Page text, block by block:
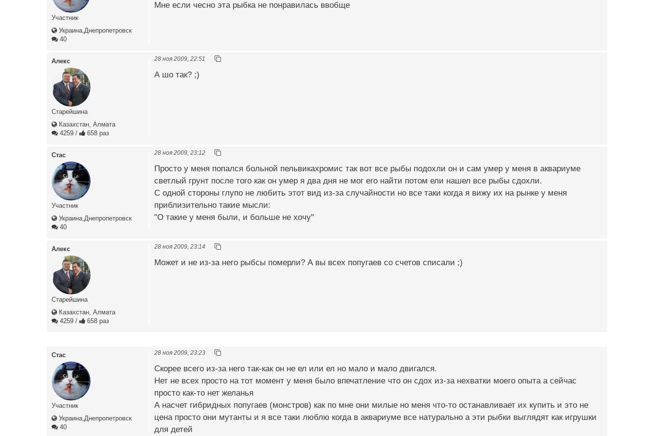
Участник
Украина,Днепропетровск
40
Мне если чесно эта рыбка не понравилась ввобще
Алекс
Старейшина
Казахстан, Алмата
4259 / 658 раз
28 ноя 2009, 22:51
А шо так? ;)
Стас
Участник
Украина,Днепропетровск
40
28 ноя 2009, 23:12
Просто у меня попался больной пельвикахромис так вот все рыбы подохли он и сам умер у меня в аквариуме
светлый грунт после того как он умер я два дня не мог его найти потом ели нашел все рыбы сдохли.
С одной стороны глупо не любить этот вид из-за случайности но все таки когда я вижу их на рынке у меня
приблизительно такие мысли:
"О такие у меня были, и больше не хочу"
Алекс
Старейшина
Казахстан, Алмата
4259 / 658 раз
28 ноя 2009, 23:14
Может и не из-за него рыбсы померли? А вы всех попугаев со счетов списали ;)
Стас
Участник
Украина,Днепропетровск
40
28 ноя 2009, 23:23
Скорее всего из-за него так-как он не ел или ел но мало и мало двигался.
Нет не всех просто на тот момент у меня было впечатление что он сдох из-за нехватки моего опыта а сейчас
просто как-то нет желанья
А насчет гибридных попугаев (монстров) как по мне они милые но меня что-то останавливает их купить и это не
цена просто они мутанты и я все таки люблю когда в аквариуме все натурально а эти рыбки выглядят как игрушки
для детей